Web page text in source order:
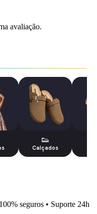
avaliação.
👟
Calçados
seguros • Suporte 24h